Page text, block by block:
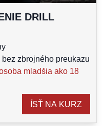
DRILL
zbrojného preukazu
mladšia ako 18
ÍSŤ NA KURZ